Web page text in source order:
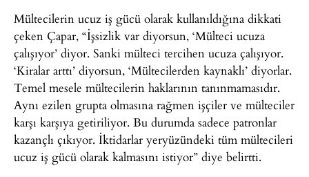
Mültecilerin ucuz iş gücü olarak kullanıldığına dikkati
çeken Çapar, “İşsizlik var diyorsun, ‘Mülteci ucuza
çalışıyor’ diyor. Sanki mülteci tercihen ucuza çalışıyor.
‘Kiralar arttı’ diyorsun, ‘Mültecilerden kaynaklı’ diyorlar.
Temel mesele mültecilerin haklarının tanınmamasıdır.
Aynı ezilen grupta olmasına rağmen işçiler ve mülteciler
karşı karşıya getiriliyor. Bu durumda sadece patronlar
kazançlı çıkıyor. İktidarlar yeryüzündeki tüm mültecileri
ucuz iş gücü olarak kalmasını istiyor” diye belirtti.